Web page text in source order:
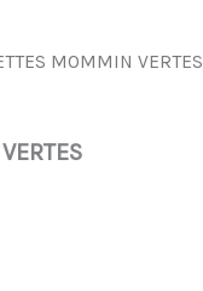
MOMMIN VERTES